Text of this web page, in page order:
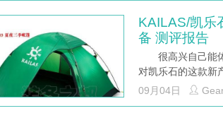
KAILAS/凯乐
备 测评报告
很高兴自己能体
对凯乐石的这款新
09月04日